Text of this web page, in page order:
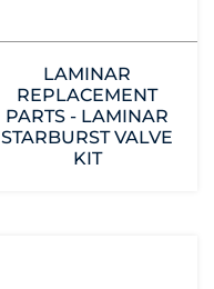
LAMINAR
REPLACEMENT
PARTS - LAMINAR
STARBURST VALVE
KIT